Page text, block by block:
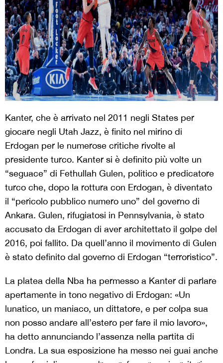
Kanter, che è arrivato nel 2011 negli States per
giocare negli Utah Jazz, è finito nel mirino di
Erdogan per le numerose critiche rivolte al
presidente turco. Kanter si è definito più volte un
“seguace” di Fethullah Gulen, politico e predicatore
turco che, dopo la rottura con Erdogan, è diventato
il “pericolo pubblico numero uno” del governo di
Ankara. Gulen, rifugiatosi in Pennsylvania, è stato
accusato da Erdogan di aver architettato il golpe del
2016, poi fallito. Da quell’anno il movimento di Gulen
è stato definito dal governo di Erdogan “terroristico”.
La platea della Nba ha permesso a Kanter di parlare
apertamente in tono negativo di Erdogan: «Un
lunatico, un maniaco, un dittatore, e per colpa sua
non posso andare all’estero per fare il mio lavoro»,
ha detto annunciando l’assenza nella partita di
Londra. La sua esposizione ha messo nei guai anche